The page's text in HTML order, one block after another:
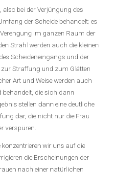
bei der Verjüngung des
der Scheide behandelt; es
im ganzen Raum der
Strahl werden auch die kleinen
Scheideneingangs und der
Straffung und zum Glätten
Art und Weise werden auch
behandelt, die sich dann
stellen dann eine deutliche
dar, die nicht nur die Frau
verspüren.
wir uns auf die
die Erscheinungen der
nach einer natürlichen